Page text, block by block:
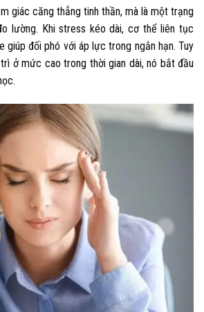
giác căng thẳng tinh thần, mà là một trạng
lường. Khi stress kéo dài, cơ thể liên tục
đối phó với áp lực trong ngắn hạn. Tuy
ở mức cao trong thời gian dài, nó bắt đầu